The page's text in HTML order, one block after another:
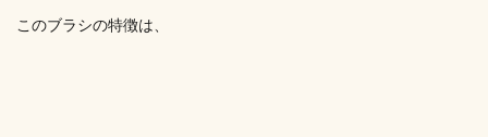
このブラシの特徴は、